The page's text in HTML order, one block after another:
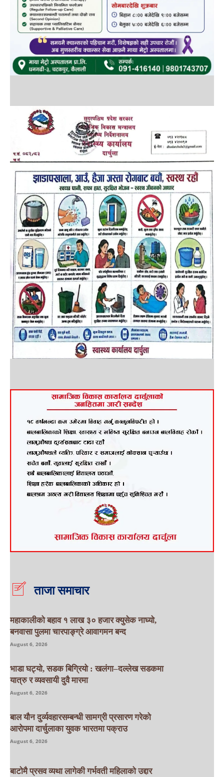
ताजा समाचार
महाकालीको बहाव १ लाख ३० हजार क्युसेक नाघ्यो,
बनवासा पुलमा चारपाङ्ग्रे आवागमन बन्द
August 6, 2026
भाडा घट्यो, सडक बिग्रियो : खलंगा–दल्लेख सडकमा
यात्रु र व्यवसायी दुवै मारमा
August 6, 2026
बाल यौन दुर्व्यवहारसम्बन्धी सामग्री प्रसारण गरेको
आरोपमा दार्चुलाका युवक भारतमा पक्राउ
August 6, 2026
बाटाेमै प्रसव व्यथा लागेकी गर्भवती महिलाको उद्दार